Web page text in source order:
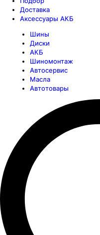
Доставка
Аксессуары АКБ
Шины
Диски
АКБ
Шиномонтаж
Автосервис
Масла
Автотовары